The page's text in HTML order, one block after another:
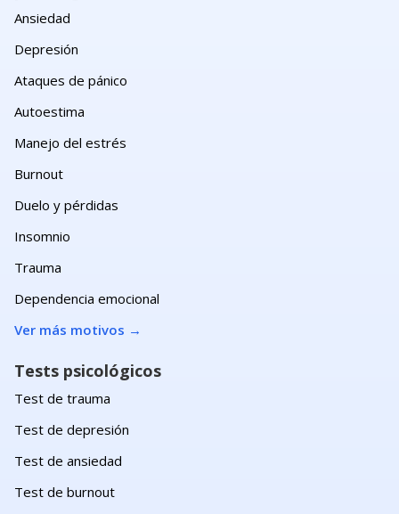
Ansiedad
Depresión
Ataques de pánico
Autoestima
Manejo del estrés
Burnout
Duelo y pérdidas
Insomnio
Trauma
Dependencia emocional
Ver más motivos →
Tests psicológicos
Test de trauma
Test de depresión
Test de ansiedad
Test de burnout